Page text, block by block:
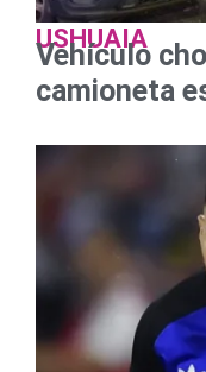
USHUAIA
Vehículo
camioneta